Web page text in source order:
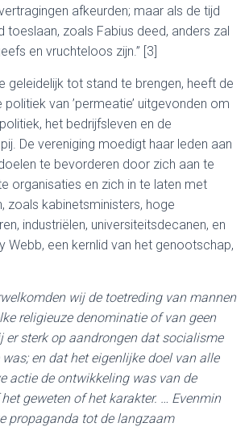
afkeurden; maar als de tijd
toeslaan, zoals Fabius deed, anders zal
en vruchteloos zijn.” [3]
geleidelijk tot stand te brengen, heeft de
van ’permeatie’ uitgevonden om
het bedrijfsleven en de
De vereniging moedigt haar leden aan
te bevorderen door zich aan te
organisaties en zich in te laten met
zoals kabinetsministers, hoge
industriëlen, universiteitsdecanen, en
Webb, een kernlid van het genootschap,
wij de toetreding van mannen
religieuze denominatie of van geen
er sterk op aandrongen dat socialisme
en dat het eigenlijke doel van alle
actie de ontwikkeling was van de
geweten of het karakter. … Evenmin
propaganda tot de langzaam